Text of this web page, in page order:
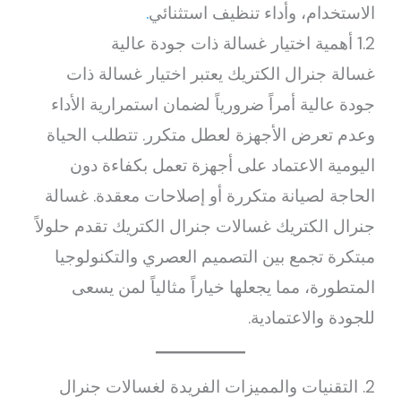
الاستخدام، وأداء تنظيف استثنائي.
1.2 أهمية اختيار غسالة ذات جودة عالية
غسالة جنرال الكتريك يعتبر اختيار غسالة ذات
جودة عالية أمراً ضرورياً لضمان استمرارية الأداء
وعدم تعرض الأجهزة لعطل متكرر. تتطلب الحياة
اليومية الاعتماد على أجهزة تعمل بكفاءة دون
الحاجة لصيانة متكررة أو إصلاحات معقدة. غسالة
جنرال الكتريك غسالات جنرال الكتريك تقدم حلولاً
مبتكرة تجمع بين التصميم العصري والتكنولوجيا
المتطورة، مما يجعلها خياراً مثالياً لمن يسعى
للجودة والاعتمادية.
2. التقنيات والمميزات الفريدة لغسالات جنرال